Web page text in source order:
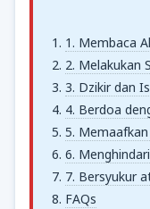
1. Membaca
2. Melakukan
3. Dzikir dan
4. Berdoa
5.
6.
7. Bersyukur
FAQs